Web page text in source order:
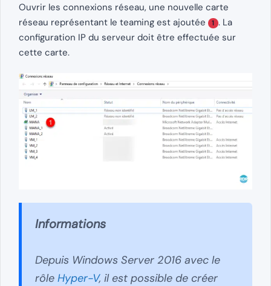
Ouvrir les connexions réseau, une nouvelle carte
réseau représentant le teaming est ajoutée
1 . La
configuration IP du serveur doit être effectuée sur
cette carte.
Informations
Depuis Windows Server 2016 avec le
rôle Hyper-V, il est possible de créer